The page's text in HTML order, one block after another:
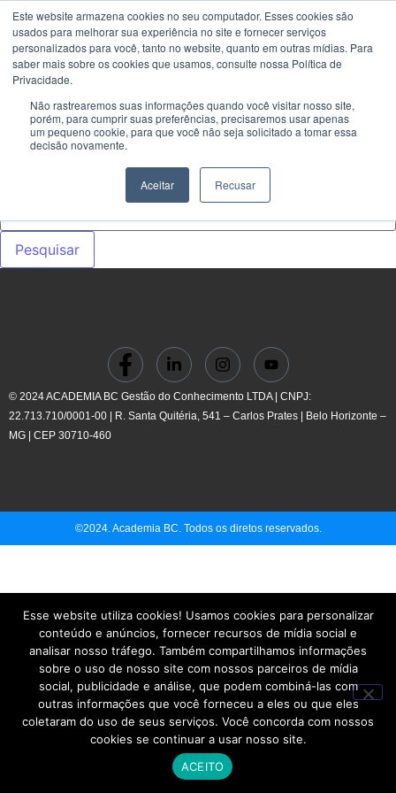
Este website armazena cookies no seu computador. Esses cookies são
usados ​​para melhorar sua experiência no site e fornecer serviços
personalizados para você, tanto no website, quanto em outras mídias. Para
saber mais sobre os cookies que usamos, consulte nossa Política de
Privacidade.
Não rastrearemos suas informações quando você visitar nosso site,
porém, para cumprir suas preferências, precisaremos usar apenas
um pequeno cookie, para que você não seja solicitado a tomar essa
decisão novamente.
Aceitar Recusar
Nada encontrado!
Nada foi encontrado com os termos da sua pesquisa.
Tente novamente com algumas palavras-chaves
© 2024 ACADEMIA BC Gestão do Conhecimento LTDA | CNPJ:
22.713.710/0001-00 | R. Santa Quitéria, 541 – Carlos Prates | Belo Horizonte –
MG | CEP 30710-460
©2024. Academia BC. Todos os diretos reservados.
Esse website utiliza cookies! Usamos cookies para personalizar
conteúdo e anúncios, fornecer recursos de mídia social e
analisar nosso tráfego. Também compartilhamos informações
sobre o uso de nosso site com nossos parceiros de mídia
social, publicidade e análise, que podem combiná-las com
outras informações que você forneceu a eles ou que eles
coletaram do uso de seus serviços. Você concorda com nossos
cookies se continuar a usar nosso site.
ACEITO